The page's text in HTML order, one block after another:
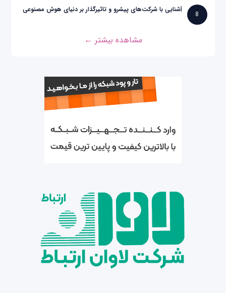
8
آشنایی با شرکت‌های پیشرو و تاثیرگذار بر دنیای هوش مصنوعی
مشاهده بیشتر ←